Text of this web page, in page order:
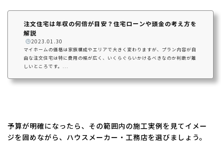
注文住宅は年収の何倍が目安？住宅ローンや頭金の考え方を
解説
2023.01.30
マイホームの価格は家族構成やエリアで大きく変わりますが、プラン内容が自
由な注文住宅は特に費用の幅が広く、いくらぐらいかけるべきなのか判断が難
しいところです。...
予算が明確になったら、その範囲内の施工実例を見てイメー
ジを固めながら、ハウスメーカー・工務店を選びましょう。